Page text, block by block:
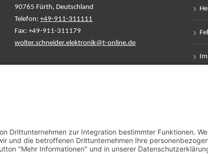
90765 Fürth, Deutschland
Telefon:+49-911-311111
Fax: +49-911-311179
wolter.schneider.elektronik@t-online.de